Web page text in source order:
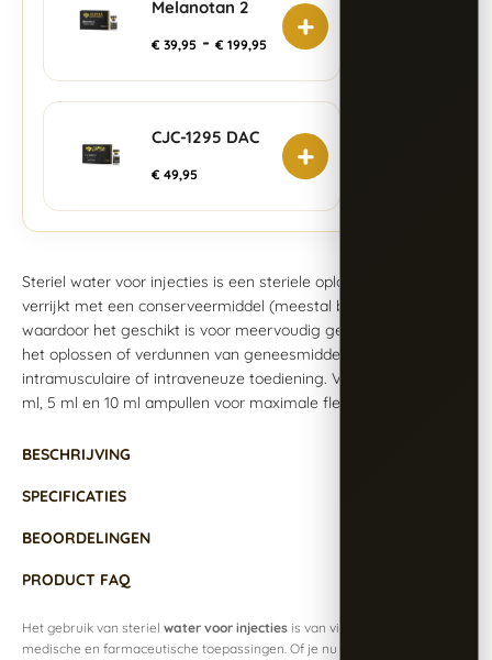
Melanotan 2
€ 39,95 - € 199,95 +
CJC-1295 DAC
€ 49,95 +
Steriel water voor injecties is een steriele oplossing, soms
verrijkt met een conserveermiddel (meestal benzylalcohol),
waardoor het geschikt is voor meervoudig gebruik. Ideaal voor
het oplossen of verdunnen van geneesmiddelen vóór
intramusculaire of intraveneuze toediening. Verkrijgbaar in 2
ml, 5 ml en 10 ml ampullen voor maximale flexibiliteit.
BESCHRIJVING
SPECIFICATIES
BEOORDELINGEN
PRODUCT FAQ
Het gebruik van steriel water voor injecties is van vitaal belang in
medische en farmaceutische toepassingen. Of je nu werkt in een